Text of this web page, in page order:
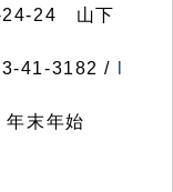
24-24 山下
41-3182 /
末年始